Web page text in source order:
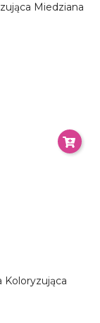
Miedziana
Koloryzująca